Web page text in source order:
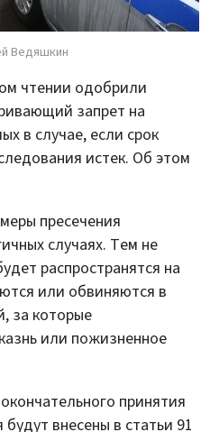
Ведяшкин
чтении одобрили
запрет на
в случае, если срок
истек. Об этом
пресечения
случаях. Тем не
распространятся на
или обвиняются в
за которые
или пожизненное
принятия
внесены в статьи 91